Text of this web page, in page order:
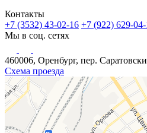
Контакты
+7 (3532) 43-02-16 +7 (922) 629-
Мы в соц. сетях
460006, Оренбург, пер.
Схема проезда